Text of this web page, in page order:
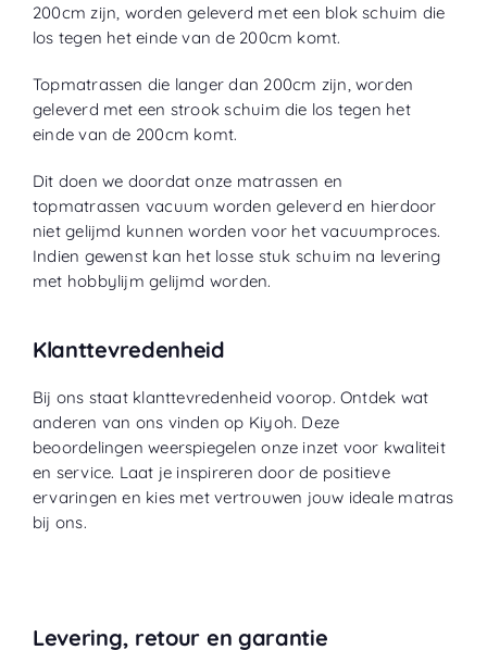
200cm zijn, worden geleverd met een blok schuim die
los tegen het einde van de 200cm komt.
Topmatrassen die langer dan 200cm zijn, worden
geleverd met een strook schuim die los tegen het
einde van de 200cm komt.
Dit doen we doordat onze matrassen en
topmatrassen vacuum worden geleverd en hierdoor
niet gelijmd kunnen worden voor het vacuumproces.
Indien gewenst kan het losse stuk schuim na levering
met hobbylijm gelijmd worden.
Klanttevredenheid
Bij ons staat klanttevredenheid voorop. Ontdek wat
anderen van ons vinden op Kiyoh. Deze
beoordelingen weerspiegelen onze inzet voor kwaliteit
en service. Laat je inspireren door de positieve
ervaringen en kies met vertrouwen jouw ideale matras
bij ons.
Levering, retour en garantie